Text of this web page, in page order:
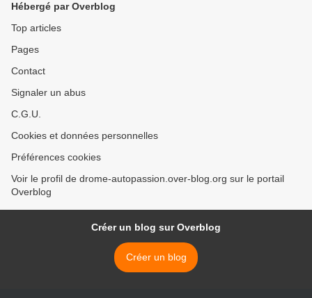
Hébergé par Overblog
Top articles
Pages
Contact
Signaler un abus
C.G.U.
Cookies et données personnelles
Préférences cookies
Voir le profil de drome-autopassion.over-blog.org sur le portail
Overblog
Créer un blog sur Overblog
Créer un blog